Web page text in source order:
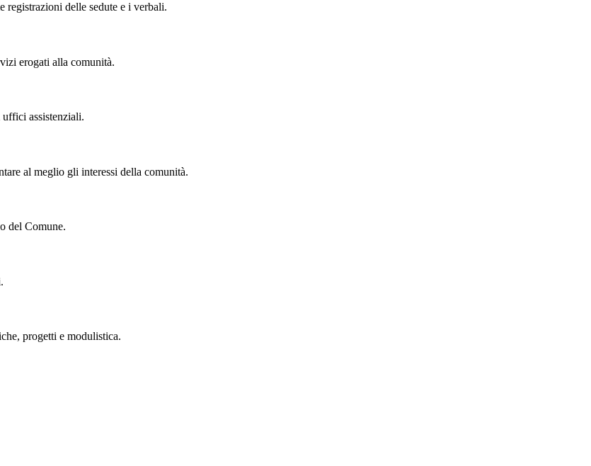
delle sedute e i verbali.
erogati alla comunità.
assistenziali.
al meglio gli interessi della comunità.
del Comune.
progetti e modulistica.